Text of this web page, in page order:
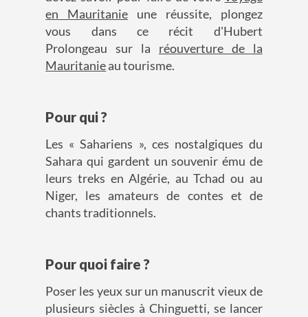
en Mauritanie une réussite, plongez
vous dans ce récit d'Hubert
Prolongeau sur la réouverture de la
Mauritanieau tourisme.
Pour qui ?
Les « Sahariens », ces nostalgiques du
Sahara qui gardent un souvenir ému de
leurs treks en Algérie, au Tchad ou au
Niger, les amateurs de contes et de
chants traditionnels.
Pour quoi faire ?
Poser les yeux sur un manuscrit vieux de
plusieurs siècles à Chinguetti, se lancer